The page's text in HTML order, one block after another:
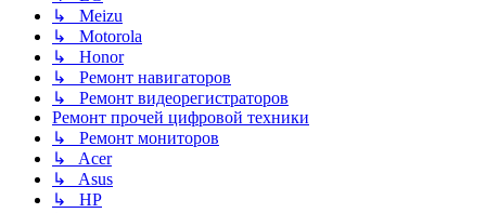
↳ Meizu
↳ Motorola
↳ Honor
↳ Ремонт навигаторов
↳ Ремонт видеорегистраторов
Ремонт прочей цифровой техники
↳ Ремонт мониторов
↳ Acer
↳ Asus
↳ HP